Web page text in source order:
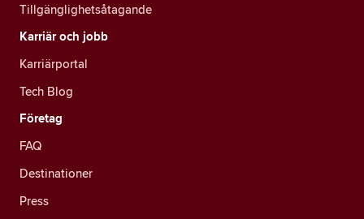
Tillgänglighetsåtagande
Karriär och jobb
Karriärportal
Tech Blog
Företag
FAQ
Destinationer
Press